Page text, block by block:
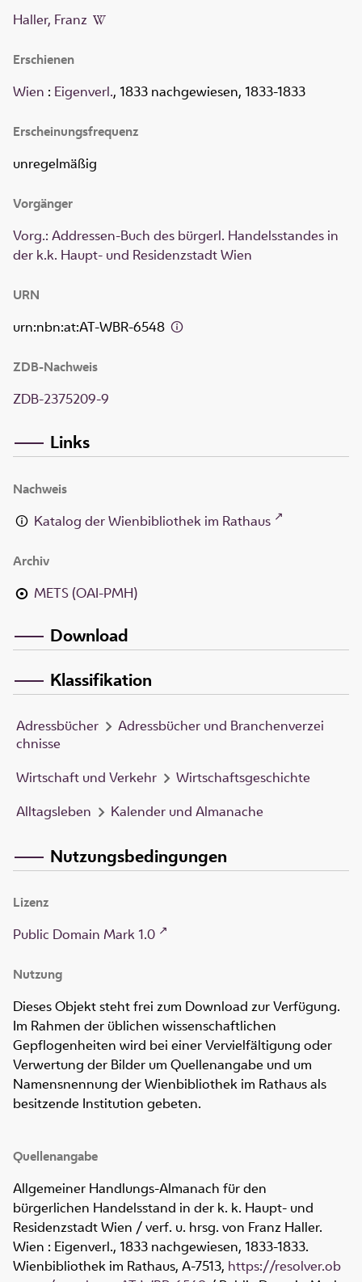
Haller, Franz
Erschienen
Wien : Eigenverl., 1833 nachgewiesen, 1833-1833
Erscheinungsfrequenz
unregelmäßig
Vorgänger
Vorg.: Addressen-Buch des bürgerl. Handelsstandes in
der k.k. Haupt- und Residenzstadt Wien
URN
urn:nbn:at:AT-WBR-6548
ZDB-Nachweis
ZDB-2375209-9
Links
Nachweis
Katalog der Wienbibliothek im Rathaus
Archiv
METS (OAI-PMH)
Download
Klassifikation
Adressbücher
Adressbücher und Branchenverzei
chnisse
Wirtschaft und Verkehr
Wirtschaftsgeschichte
Alltagsleben
Kalender und Almanache
Nutzungsbedingungen
Lizenz
Public Domain Mark 1.0
Nutzung
Dieses Objekt steht frei zum Download zur Verfügung.
Im Rahmen der üblichen wissenschaftlichen
Gepflogenheiten wird bei einer Vervielfältigung oder
Verwertung der Bilder um Quellenangabe und um
Namensnennung der Wienbibliothek im Rathaus als
besitzende Institution gebeten.
Quellenangabe
Allgemeiner Handlungs-Almanach für den
bürgerlichen Handelsstand in der k. k. Haupt- und
Residenzstadt Wien / verf. u. hrsg. von Franz Haller.
Wien : Eigenverl., 1833 nachgewiesen, 1833-1833.
Wienbibliothek im Rathaus, A-7513, https://resolver.ob